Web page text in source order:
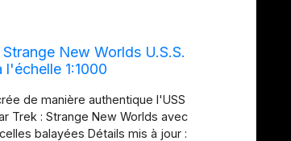
New Worlds U.S.S.
1:1000
de manière authentique l'USS
Trek : Strange New Worlds avec
balayées Détails mis à jour :